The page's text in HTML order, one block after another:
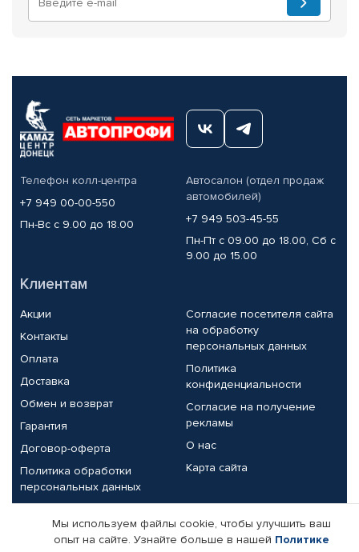
Телефон колл-центра
+7 949 00-00-550
Пн-Вс с 9.00 до 18.00
Автосалон (отдел продаж
автомобилей)
+7 949 503-45-55
Пн-Пт с 09.00 до 18.00, Сб с
9.00 до 15.00
Клиентам
Акции
Контакты
Оплата
Доставка
Обмен и возврат
Гарантия
Договор-оферта
Политика обработки
персональных данных
Согласие посетителя сайта
на обработку
персональных данных
Политика
конфиденциальности
Согласие на получение
рекламы
О нас
Карта сайта
Партнерам
Мы используем файлы cookie, чтобы улучшить ваш
опыт на сайте. Узнайте больше в нашей Политике